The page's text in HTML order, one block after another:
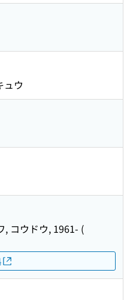
ュウ
, コウドウ, 1961- (